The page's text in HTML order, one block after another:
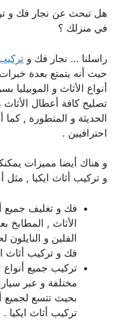
هل تبحث عن نجار فك و
في منزلك ؟
راسلنا … نجار فك و
حيث أنه يتمتع بعدة
أنواع الأثاث و الموبيليا
تصليح كافة أعطال
الحديثة و المتطورة ,
احترافيين .
و هناك أيضا مميزات
و تركيب أثاث ايكيا , مثل
فك و تغليف جميع
الأثاث , المطابخ
الفلين و
فك و تركيب أثاث
تركيب جميع أنواع
مختلفة و عبر
بحيث تتسع لجميع
تركيب أثاث ايكيا .